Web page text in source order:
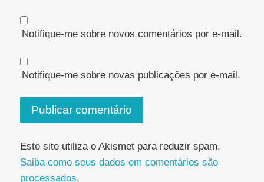
Notifique-me sobre novos comentários por e-mail.
Notifique-me sobre novas publicações por e-mail.
Este site utiliza o Akismet para reduzir spam.
Saiba como seus dados em comentários são
processados.